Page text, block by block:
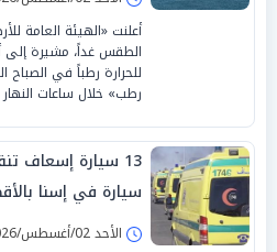
أعلنت «الهيئة العامة
الطقس غداً، مشيرة إلى
للحرارة رطباً في الصباح
رطب» خلال ساعات
سيارة في إسنا
الأحد 02/أغسطس/2026 - 06:34 م